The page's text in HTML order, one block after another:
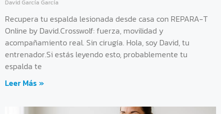
David García García
Recupera tu espalda lesionada desde casa con REPARA-T
Online by David.Crosswolf: fuerza, movilidad y
acompañamiento real. Sin cirugía. Hola, soy David, tu
entrenador.Si estás leyendo esto, probablemente tu
espalda te
Leer Más »